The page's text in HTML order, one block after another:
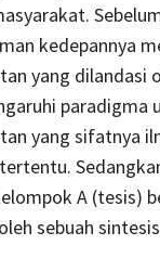
kedepannya
yang dilandasi
paradigma
yang sifatnya
A (tesis)
sebuah